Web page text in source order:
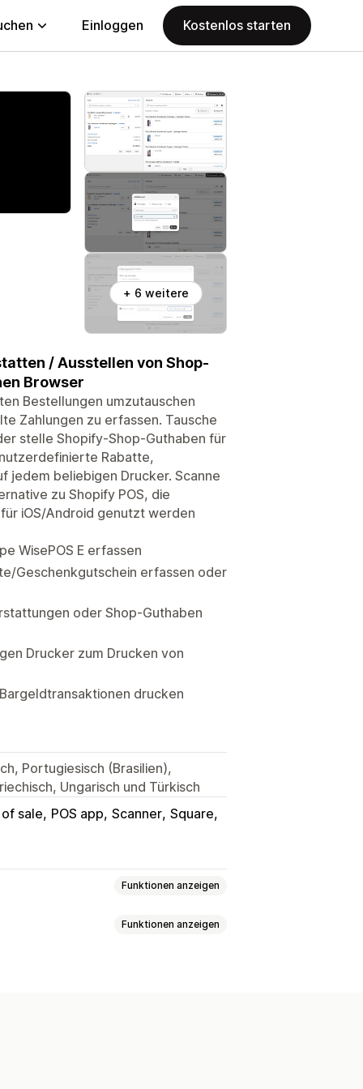
Einloggen Kostenlos starten
+ 6 weitere
/ Ausstellen von Shop-
Browser
Bestellungen umzutauschen
Zahlungen zu erfassen. Tausche
stelle Shopify-Shop-Guthaben für
Rabatte,
jedem beliebigen Drucker. Scanne
zu Shopify POS, die
iOS/Android genutzt werden
WisePOS E erfassen
Geschenkgutschein erfassen oder
oder Shop-Guthaben
Drucker zum Drucken von
drucken
Portugiesisch (Brasilien),
Ungarisch und Türkisch
sale POS app Scanner Square
Funktionen anzeigen
Funktionen anzeigen